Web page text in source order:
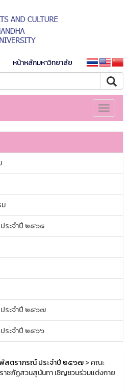
หน้าหลักมหาวิทยาลัย
Toggle
ระจำปี ๒๕๖๘
ระจำปี ๒๕๖๗
ระจำปี ๒๕๖๖
สตราภรณ์ ประจำปี ๒๕๖๗> คณะ
าชภัฏสวนสุนันทา เชิญชวนร่วมแต่งกาย